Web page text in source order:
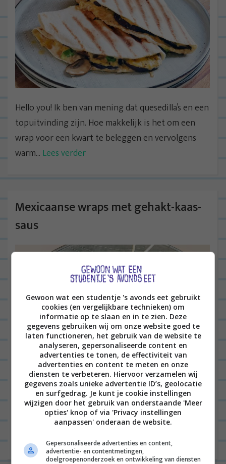
Hello you! Ik ben van mening dat quesedilla’s en een
topuitvinding zijn. Hoe makkelijk is het om een
wrap voor een kwart te beleggen en vervolgens
warm... Lees verder
Mexicaanse wraps met gehakt-kaas-
saus
Hoi hoi! Vandaag is het tijd voor een klassiek
Gewoonwateenstudentjesavondseet-recept,
namelijk… wraps! Ik maakte wraps klaar met
allemaal random ingrediënten die ik nog in huis
Lees verder
Gewoon wat een studentje 's avonds eet gebruikt
cookies (en vergelijkbare technieken) om
informatie op te slaan en in te zien. Deze
gegevens gebruiken wij om onze website goed te
laten functioneren, het gebruik van de website te
analyseren, gepersonaliseerde content en
advertenties te tonen, de effectiviteit van
advertenties en content te meten en onze
diensten te verbeteren. Hiervoor verzamelen wij
gegevens zoals unieke advertentie ID’s, geolocatie
en surfgedrag. Je kunt je cookie instellingen
wijzigen door het gebruik van onderstaande 'Meer
opties' knop of via 'Privacy instellingen
aanpassen' onderaan de website.
Gepersonaliseerde advertenties en content,
advertentie- en contentmetingen,
doelgroepenonderzoek en ontwikkeling van diensten